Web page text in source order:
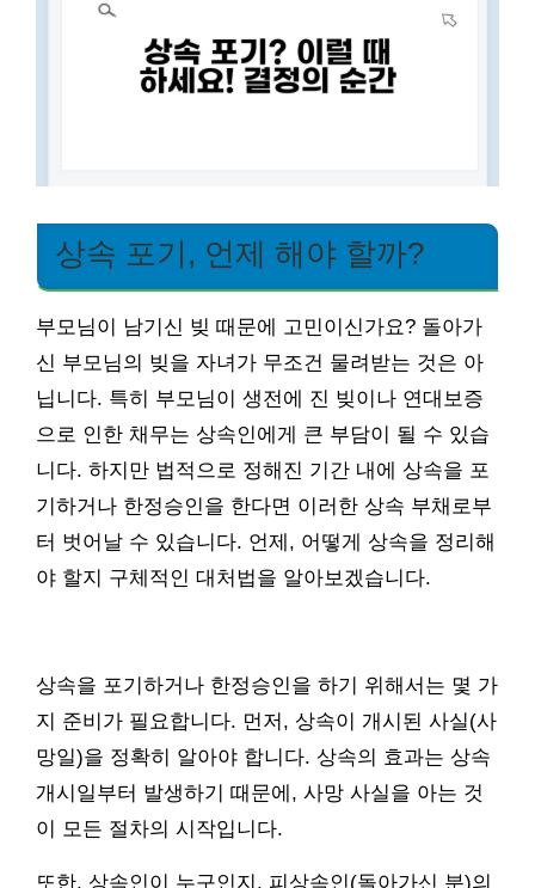
상속 포기, 언제 해야 할까?
부모님이 남기신 빚 때문에 고민이신가요? 돌아가
신 부모님의 빚을 자녀가 무조건 물려받는 것은 아
닙니다. 특히 부모님이 생전에 진 빚이나 연대보증
으로 인한 채무는 상속인에게 큰 부담이 될 수 있습
니다. 하지만 법적으로 정해진 기간 내에 상속을 포
기하거나 한정승인을 한다면 이러한 상속 부채로부
터 벗어날 수 있습니다. 언제, 어떻게 상속을 정리해
야 할지 구체적인 대처법을 알아보겠습니다.
상속을 포기하거나 한정승인을 하기 위해서는 몇 가
지 준비가 필요합니다. 먼저, 상속이 개시된 사실(사
망일)을 정확히 알아야 합니다. 상속의 효과는 상속
개시일부터 발생하기 때문에, 사망 사실을 아는 것
이 모든 절차의 시작입니다.
또한, 상속인이 누구인지, 피상속인(돌아가신 분)의